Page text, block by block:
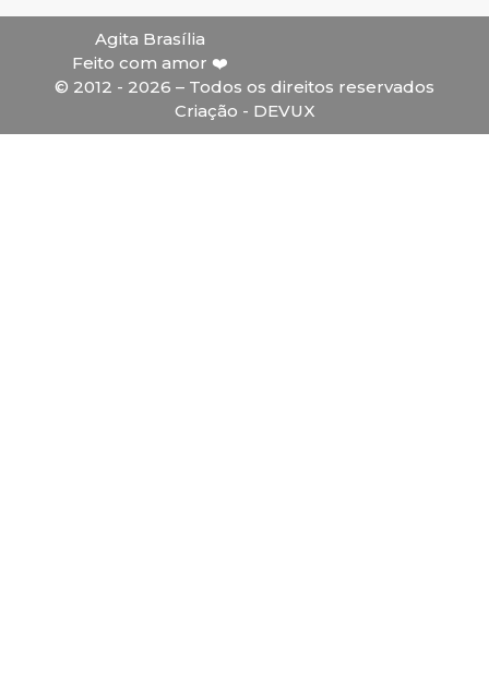
Agita Brasília
Feito com amor ❤️
© 2012 - 2026 – Todos os direitos reservados
Criação - DEVUX